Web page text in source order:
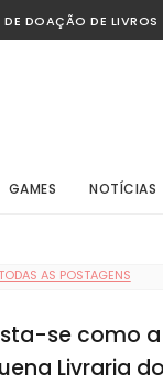
DOAÇÃO DE LIVROS
GAMES NOTÍCIAS
AS POSTAGENS
se como a
Livraria